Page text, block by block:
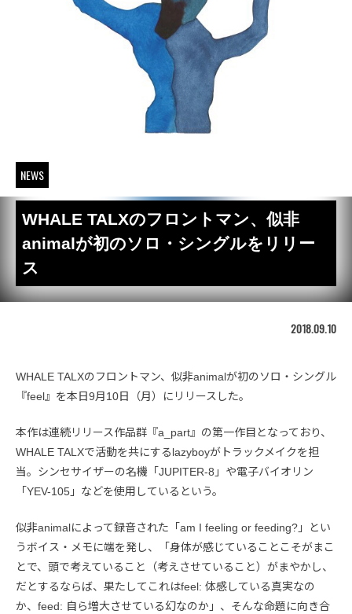
NEWS
WHALE TALXのフロントマン、似非
animalが初のソロ・シングルをリリー
ス
2018.09.10
WHALE TALXのフロントマン、似非animalが初のソロ・シングル
『feel』を本日9月10日（月）にリリースした。
本作は連続リリース作品群『a_part』の第一作目となっており、
WHALE TALXで活動を共にするlazyboyがトラックメイクを担
当。シンセサイザーの名機「JUPITER-8」や電子バイオリン
「YEV-105」などを使用しているという。
似非animalによって録音された「am I feeling or feeding?」とい
うボイス・メモに端を発し、「身体が感じていることこそがまこ
とで、頭で考えていること（考えさせていること）がまやかし、
だとするならば、果たしてこれはfeel: 体感している真実なの
か、feed: 自ら増大させている幻なのか」、そんな命題に向き合